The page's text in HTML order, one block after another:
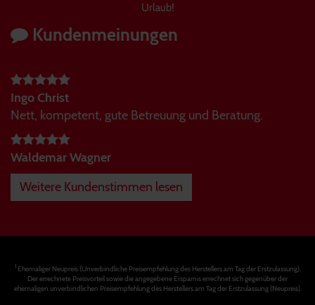
Urlaub!
Kundenmeinungen
Ingo Christ
Nett, kompetent, gute Betreuung und Beratung.
Waldemar Wagner
Weitere Kundenstimmen lesen
1Ehemaliger Neupreis (Unverbindliche Preisempfehlung des Herstellers am Tag der Erstzulassung).
Der errechnete Preisvorteil sowie die angegebene Ersparnis errechnet sich gegenüber der
ehemaligen unverbindlichen Preisempfehlung des Herstellers am Tag der Erstzulassung (Neupreis).